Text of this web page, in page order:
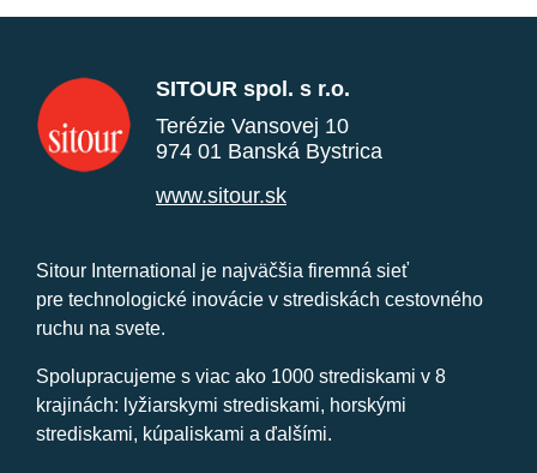
SITOUR spol. s r.o.
Terézie Vansovej 10
974 01 Banská Bystrica
www.sitour.sk
Sitour International je najväčšia firemná sieť
pre technologické inovácie v strediskách cestovného
ruchu na svete.
Spolupracujeme s viac ako 1000 strediskami v 8
krajinách: lyžiarskymi strediskami, horskými
strediskami, kúpaliskami a ďalšími.